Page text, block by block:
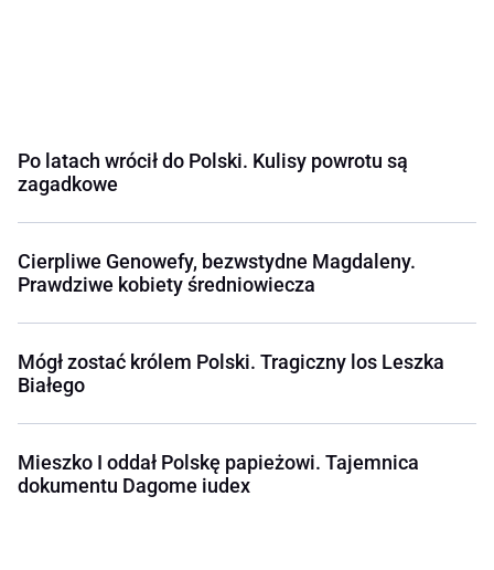
Po latach wrócił do Polski. Kulisy powrotu są
zagadkowe
Cierpliwe Genowefy, bezwstydne Magdaleny.
Prawdziwe kobiety średniowiecza
Mógł zostać królem Polski. Tragiczny los Leszka
Białego
Mieszko I oddał Polskę papieżowi. Tajemnica
dokumentu Dagome iudex